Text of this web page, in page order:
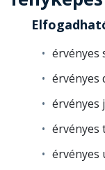
érvényes
érvényes
érvényes
érvényes
érvényes